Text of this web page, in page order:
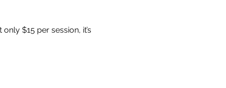
$15 per session, it’s